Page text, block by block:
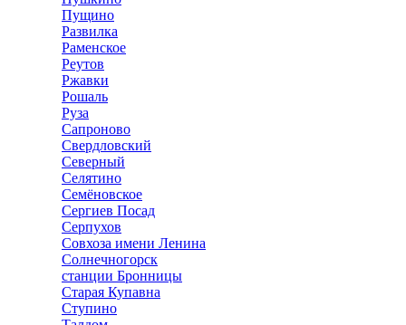
Пущино
Развилка
Раменское
Реутов
Ржавки
Рошаль
Руза
Сапроново
Свердловский
Северный
Селятино
Семёновское
Сергиев Посад
Серпухов
Совхоза имени Ленина
Солнечногорск
станции Бронницы
Старая Купавна
Ступино